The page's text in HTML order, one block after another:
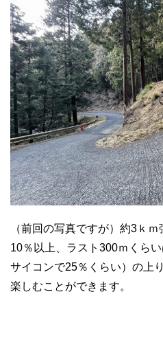
（前回の写真ですが）約3ｋ
10％以上、ラスト300ｍくら
サイコンで25％くらい）の上
楽しむことができます。